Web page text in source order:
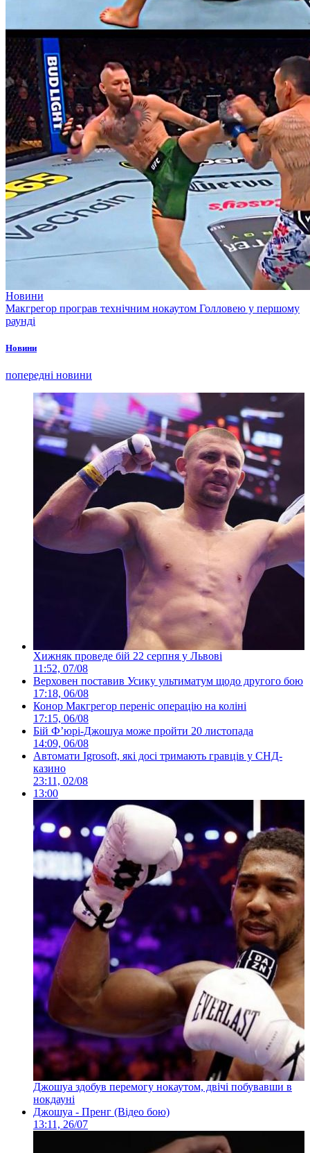
Новини
Макгрегор програв технічним нокаутом Голловею у першому
раунді
Новини
попередні новини
Хижняк проведе бій 22 серпня у Львові
11:52, 07/08
Верховен поставив Усику ультиматум щодо другого бою
17:18, 06/08
Конор Макгрегор переніс операцію на коліні
17:15, 06/08
Бій Ф’юрі-Джошуа може пройти 20 листопада
14:09, 06/08
Автомати Igrosoft, які досі тримають гравців у СНД-
казино
23:11, 02/08
13:00
Джошуа здобув перемогу нокаутом, двічі побувавши в
нокдауні
Джошуа - Пренг (Відео бою)
13:11, 26/07